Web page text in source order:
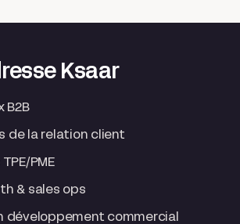
Ksaar
B2B
de la relation client
PME
& sales ops
développement commercial